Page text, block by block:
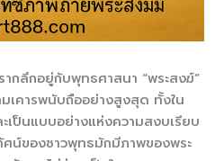
กลึกอยู่กับพุทธศาสนา “พระสงฆ์”
เคารพนับถืออย่างสูงสุด ทั้งใน
ป็นแบบอย่างแห่งความสงบเรียบ
ศน์ของชาวพุทธมักมีภาพของพระ